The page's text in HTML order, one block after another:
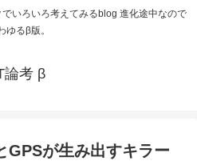
いろいろ考えてみるblog 進化途中なので
ゆるβ版。
論考 β
GPSが生み出すキラー